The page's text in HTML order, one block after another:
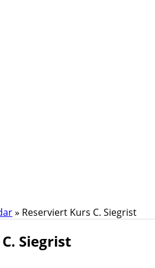
» Reserviert Kurs C. Siegrist
Siegrist